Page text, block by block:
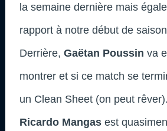
la semaine dernière mais
rapport à notre début de
Derrière, Gaëtan Poussin va
montrer et si ce match se
un Clean Sheet (on peut
Ricardo Mangas est